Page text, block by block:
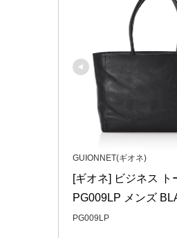
GUIONNET(ギオネ)
[ギオネ] ビジネス ト
PG009LP メンズ
PG009LP